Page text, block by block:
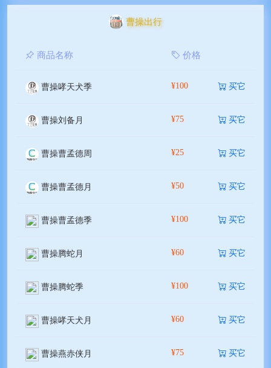
曹操出行
商品名称 价格
曹操哮天犬季 ¥100 买它
曹操刘备月 ¥75 买它
曹操曹孟德周 ¥25 买它
曹操曹孟德月 ¥50 买它
曹操曹孟德季 ¥100 买它
曹操腾蛇月 ¥60 买它
曹操腾蛇季 ¥100 买它
曹操哮天犬月 ¥60 买它
曹操燕赤侠月 ¥75 买它